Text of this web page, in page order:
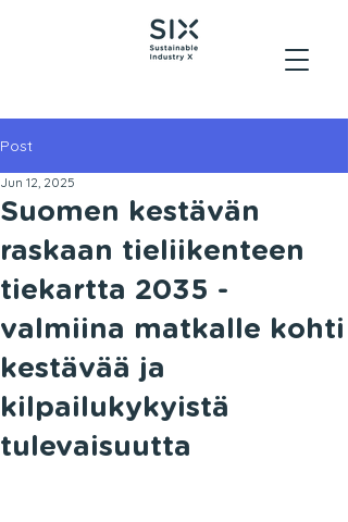
Post
Suomen kestävän
raskaan tieliikenteen
tiekartta 2035 -
valmiina matkalle kohti
kestävää ja
kilpailukykyistä
tulevaisuutta
Jun 12, 2025